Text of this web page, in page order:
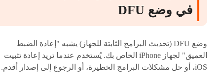
في وضع DFU
وضع DFU (تحديث البرامج الثابتة للجهاز) يشبه "إعادة الضبط
العميق" لجهاز iPhone الخاص بك. يُستخدم عندما تريد إعادة تثبيت
iOS، أو حل مشكلات البرامج الخطيرة، أو الرجوع إلى إصدار أقدم.